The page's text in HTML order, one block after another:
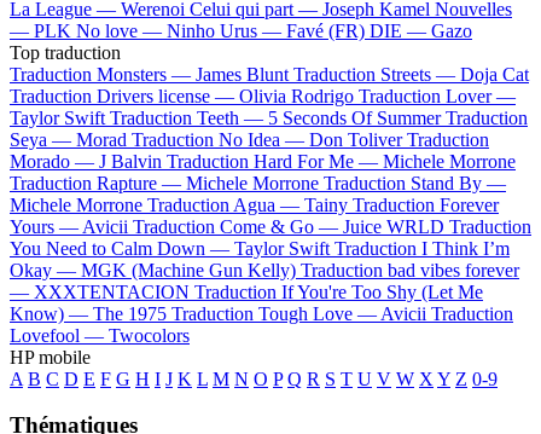
La League — Werenoi Celui qui part — Joseph Kamel Nouvelles
— PLK No love — Ninho Urus — Favé (FR) DIE — Gazo
Top traduction
Traduction Monsters — James Blunt Traduction Streets — Doja Cat
Traduction Drivers license — Olivia Rodrigo Traduction Lover —
Taylor Swift Traduction Teeth — 5 Seconds Of Summer Traduction
Seya — Morad Traduction No Idea — Don Toliver Traduction
Morado — J Balvin Traduction Hard For Me — Michele Morrone
Traduction Rapture — Michele Morrone Traduction Stand By —
Michele Morrone Traduction Agua — Tainy Traduction Forever
Yours — Avicii Traduction Come & Go — Juice WRLD Traduction
You Need to Calm Down — Taylor Swift Traduction I Think I’m
Okay — MGK (Machine Gun Kelly) Traduction bad vibes forever
— XXXTENTACION Traduction If You're Too Shy (Let Me
Know) — The 1975 Traduction Tough Love — Avicii Traduction
Lovefool — Twocolors
HP mobile
A B C D E F G H I J K L M N O P Q R S T U V W X Y Z 0-9
Thématiques